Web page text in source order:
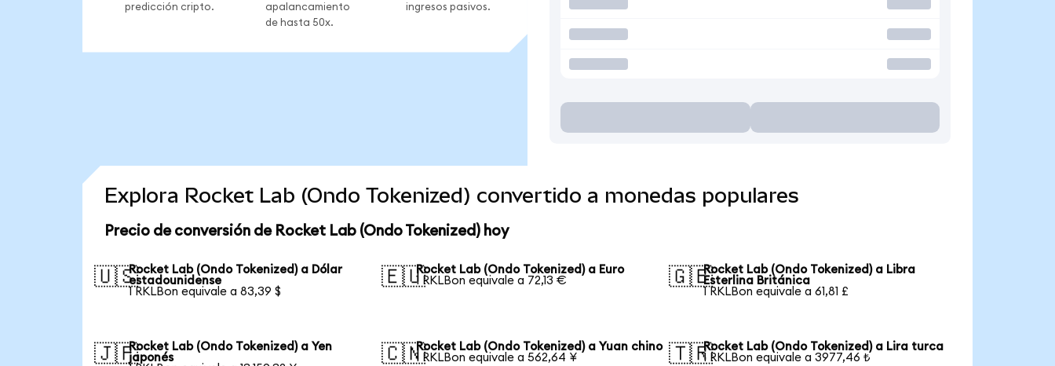
predicción cripto.
apalancamiento
de hasta 50x.
ingresos pasivos.
Explora Rocket Lab (Ondo Tokenized) convertido a monedas populares
Precio de conversión de Rocket Lab (Ondo Tokenized) hoy
🇺🇸Rocket Lab (Ondo Tokenized) a Dólar
estadounidense
1 RKLBon equivale a 83,39 $
🇪🇺Rocket Lab (Ondo Tokenized) a Euro
1 RKLBon equivale a 72,13 €
🇬🇧Rocket Lab (Ondo Tokenized) a Libra
Esterlina Británica
1 RKLBon equivale a 61,81 £
🇯🇵Rocket Lab (Ondo Tokenized) a Yen
japonés
🇨🇳Rocket Lab (Ondo Tokenized) a Yuan chino
1 RKLBon equivale a 562,64 ¥
🇹🇷Rocket Lab (Ondo Tokenized) a Lira turca
1 RKLBon equivale a 3977,46 ₺